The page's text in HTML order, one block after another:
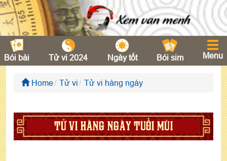
Bói bài Tử vi 2024 Ngày tốt Bói sim Menu
Home Tử vi Tử vi hàng ngày
TỬ VI HÀNG NGÀY TUỔI MÙI